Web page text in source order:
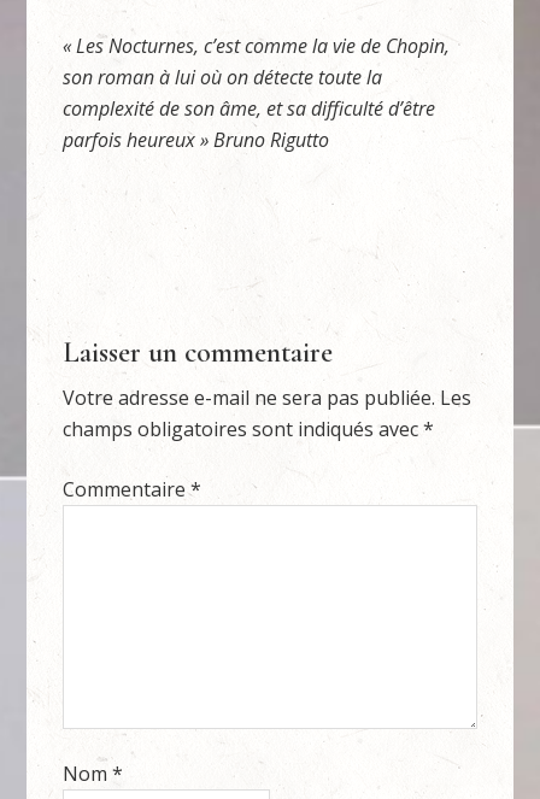
« Les Nocturnes, c’est comme la vie de Chopin,
son roman à lui où on détecte toute la
complexité de son âme, et sa difficulté d’être
parfois heureux » Bruno Rigutto
Laisser un commentaire
Votre adresse e-mail ne sera pas publiée. Les
champs obligatoires sont indiqués avec*
Commentaire*
Nom*